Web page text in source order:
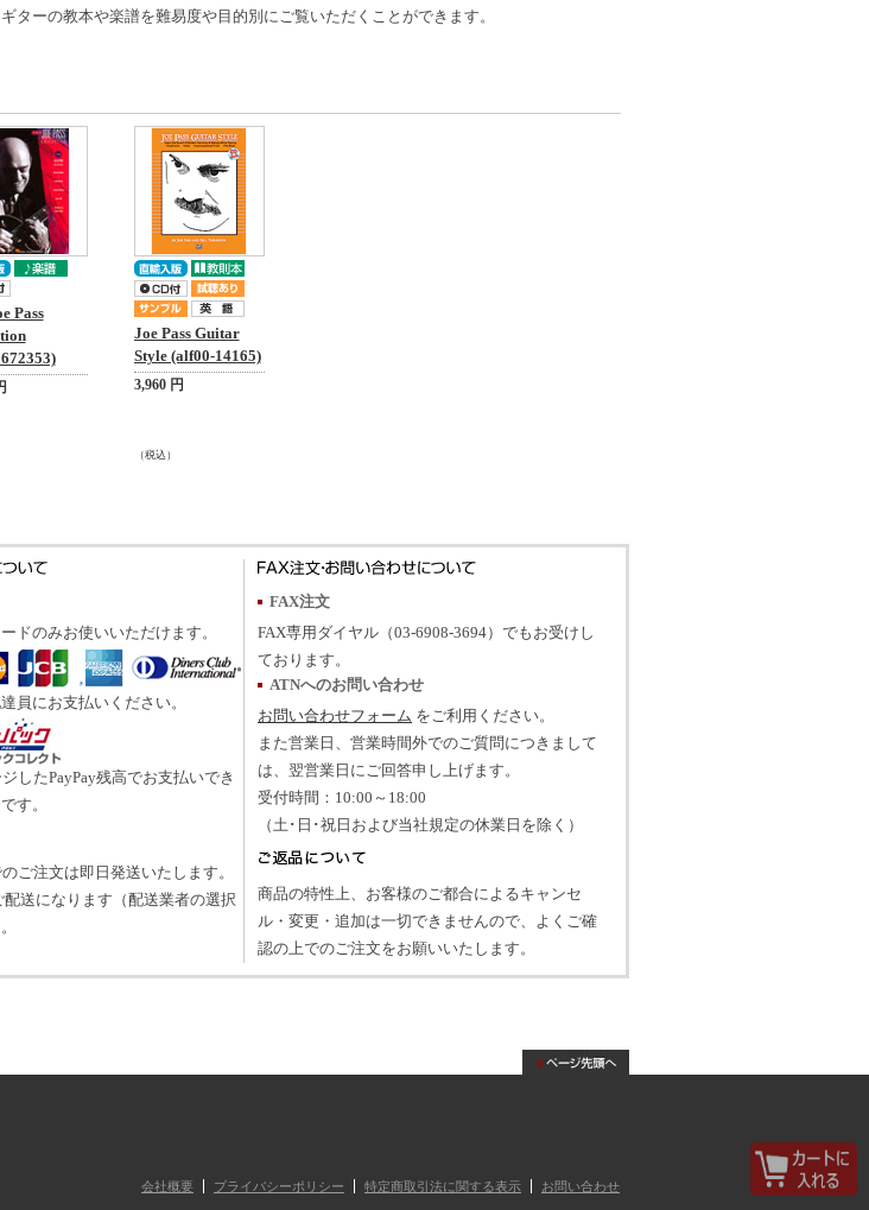
ターの教本や楽譜を難易度や目的別にご覧いただくことができます。
Pass
Joe Pass Guitar
Style (alf00-14165)
3,960 円
（税込）
ドのみお使いいただけます。
員にお支払いください。
したPayPay残高でお支払いでき
す。
ご注文は即日発送いたします。
配送になります（配送業者の選択
FAX注文
FAX専用ダイヤル（03-6908-3694）でもお受けし
ております。
ATNへのお問い合わせ
お問い合わせフォーム をご利用ください。
また営業日、営業時間外でのご質問につきまして
は、翌営業日にご回答申し上げます。
受付時間：10:00～18:00
（土･日･祝日および当社規定の休業日を除く）
商品の特性上、お客様のご都合によるキャンセ
ル・変更・追加は一切できませんので、よくご確
認の上でのご注文をお願いいたします。
会社概要 プライバシーポリシー 特定商取引法に関する表示 お問い合わせ